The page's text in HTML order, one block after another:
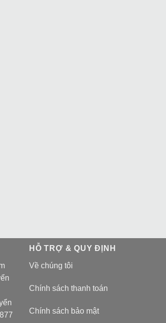
HỖ TRỢ & QUY ĐỊNH
Về chúng tôi
Chính sách thanh toán
Chính sách bảo mật